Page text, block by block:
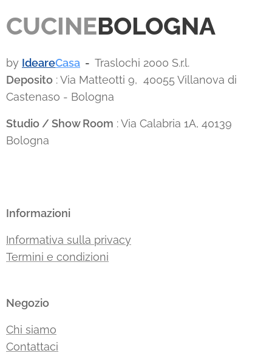
CUCINEBOLOGNA
by IdeareCasa - Traslochi 2000 S.r.l.
Deposito : Via Matteotti 9, 40055 Villanova di
Castenaso - Bologna
Studio / Show Room : Via Calabria 1A, 40139
Bologna
Informazioni
Informativa sulla privacy
Termini e condizioni
Negozio
Chi siamo
Contattaci